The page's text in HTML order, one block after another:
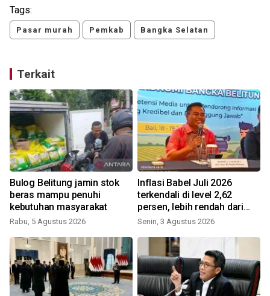
Tags:
Pasar murah Pemkab Bangka Selatan
Terkait
Bulog Belitung jamin stok
beras mampu penuhi
kebutuhan masyarakat
Rabu, 5 Agustus 2026
Inflasi Babel Juli 2026
terkendali di level 2,62
persen, lebih rendah dari
nasional
Senin, 3 Agustus 2026